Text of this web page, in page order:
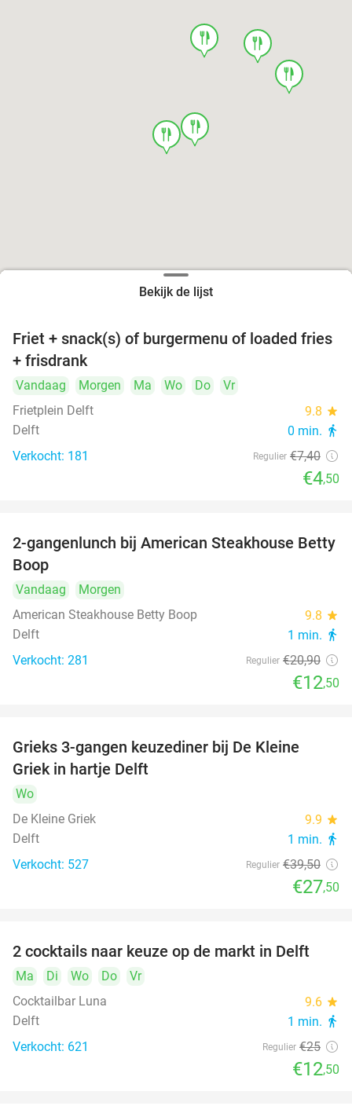
food
food
food
food
food
food
food
Bekijk de lijst
39%
Friet + snack(s) of burgermenu of loaded fries
+ frisdrank
Vandaag Morgen Ma Wo Do
Vr
Frietplein Delft
9.8 star
Delft 0 min. directions_walk
Verkocht: 181 Regulier €7,40
€4,50
40%
2-gangenlunch bij American Steakhouse Betty
Boop
Vandaag
Morgen
American Steakhouse Betty Boop
9.8 star
Delft 1 min. directions_walk
Verkocht: 281 Regulier €20,90
€12,50
Grieks 3-gangen keuzediner bij De Kleine
Griek in hartje Delft
Wo
De Kleine Griek
9.9 star
Delft 1 min. directions_walk
Verkocht: 527 Regulier €39,50
€27,50
50%
2 cocktails naar keuze op de markt in Delft
Ma Di Wo Do
Vr
Cocktailbar Luna
9.6 star
Delft 1 min. directions_walk
Verkocht: 621 Regulier €25
€12,50